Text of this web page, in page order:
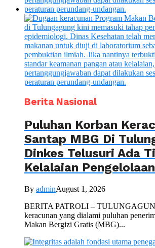
Berita Nasional
Puluhan Korban
Santap MBG Di
Dinkes Telusuri Ada
Kelalaian
By adminAugust 1, 2026
BERITA PATROLI –
keracunan yang dialami puluhan
Makan Bergizi Gratis (MBG)...